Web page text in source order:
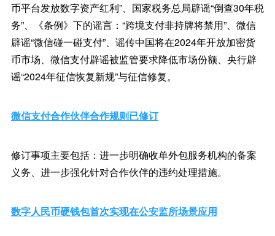
币平台发放数字资产红利”、国家税务总局辟谣“倒查30年税
务”、《条例》下的谣言：“跨境支付非持牌将禁用”、微信
辟谣“微信碰一碰支付”、谣传中国将在2024年开放加密货
币市场、微信支付辟谣被监管要求降低市场份额、央行辟
谣“2024年征信恢复新规”与征信修复。
微信支付合作伙伴合作规则已修订
修订事项主要包括：进一步明确收单外包服务机构的备案
义务、进一步强化针对合作伙伴的违约处理措施。
数字人民币硬钱包首次实现在公安监所场景应用